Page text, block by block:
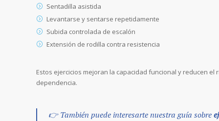
Sentadilla asistida
Levantarse y sentarse repetidamente
Subida controlada de escalón
Extensión de rodilla contra resistencia
Estos ejercicios mejoran la capacidad funcional y reducen el
dependencia.
👉 También puede interesarte nuestra guía sobre